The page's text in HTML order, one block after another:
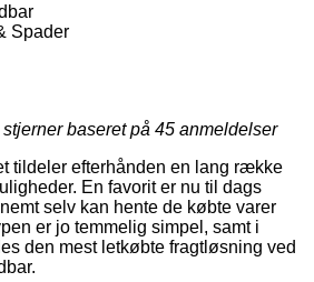
Spader
baseret på 45 anmeldelser
tildeler efterhånden en lang række
En favorit er nu til dags
selv kan hente de købte varer
er jo temmelig simpel, samt i
den mest letkøbte fragtløsning ved